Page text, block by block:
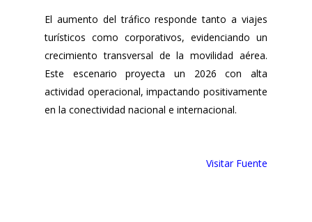
El aumento del tráfico responde tanto a viajes
turísticos como corporativos, evidenciando un
crecimiento transversal de la movilidad aérea.
Este escenario proyecta un 2026 con alta
actividad operacional, impactando positivamente
en la conectividad nacional e internacional.
Visitar Fuente